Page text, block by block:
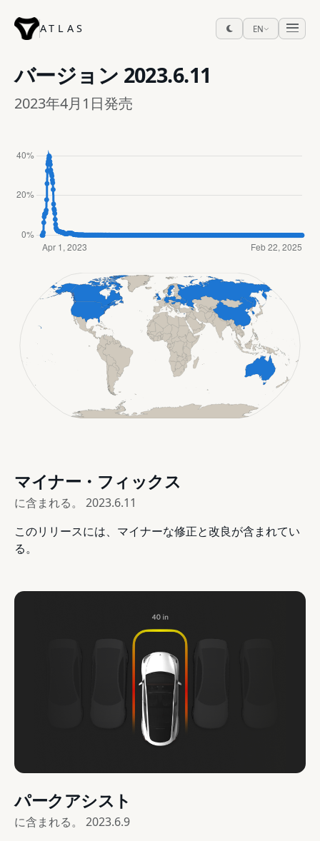
ATLAS EN
バージョン 2023.6.11
2023年4月1日発売
マイナー・フィックス
に含まれる。 2023.6.11
このリリースには、マイナーな修正と改良が含まれてい
る。
パークアシスト
に含まれる。 2023.6.9